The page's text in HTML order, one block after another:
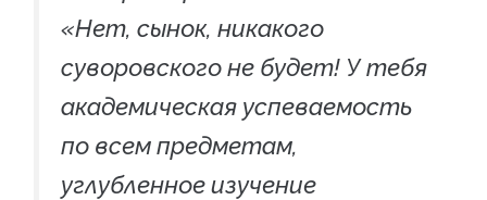
«Нет, сынок, никакого
суворовского не будет! У тебя
академическая успеваемость
по всем предметам,
углубленное изучение